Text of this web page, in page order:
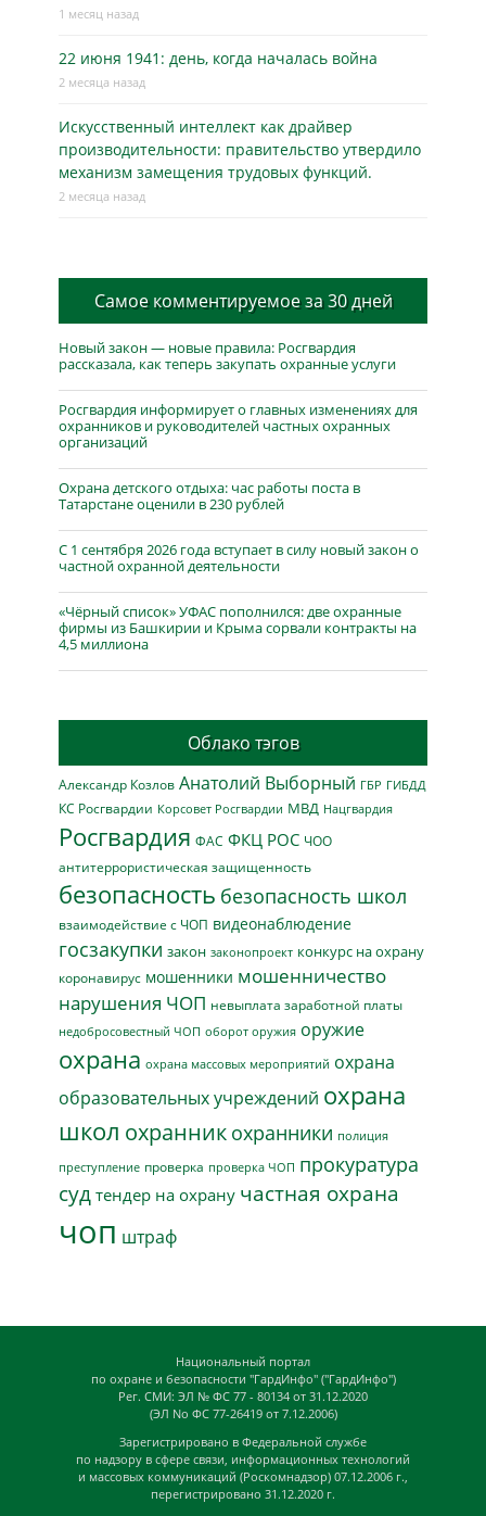
1 месяц назад
22 июня 1941: день, когда началась война
2 месяца назад
Искусственный интеллект как драйвер
производительности: правительство утвердило
механизм замещения трудовых функций.
2 месяца назад
Самое комментируемое за 30 дней
Новый закон — новые правила: Росгвардия
рассказала, как теперь закупать охранные услуги
Росгвардия информирует о главных изменениях для
охранников и руководителей частных охранных
организаций
Охрана детского отдыха: час работы поста в
Татарстане оценили в 230 рублей
С 1 сентября 2026 года вступает в силу новый закон о
частной охранной деятельности
«Чёрный список» УФАС пополнился: две охранные
фирмы из Башкирии и Крыма сорвали контракты на
4,5 миллиона
Облако тэгов
Александр Козлов Анатолий Выборный ГБР ГИБДД
КС Росгвардии Корсовет Росгвардии МВД Нацгвардия
Росгвардия ФАС ФКЦ РОС ЧОО
антитеррористическая защищенность
безопасность безопасность школ
взаимодействие с ЧОП видеонаблюдение
госзакупки закон законопроект конкурс на охрану
коронавирус мошенники мошенничество
нарушения ЧОП невыплата заработной платы
недобросовестный ЧОП оборот оружия оружие
охрана охрана массовых мероприятий охрана
образовательных учреждений охрана
школ охранник охранники полиция
преступление проверка проверка ЧОП прокуратура
суд тендер на охрану частная охрана
чоп штраф
Национальный портал
по охране и безопасности "ГардИнфо" ("ГардИнфо")
Рег. СМИ: ЭЛ № ФС 77 - 80134 от 31.12.2020
(ЭЛ No ФС 77-26419 от 7.12.2006)
Зарегистрировано в Федеральной службе
по надзору в сфере связи, информационных технологий
и массовых коммуникаций (Роскомнадзор) 07.12.2006 г.,
перегистрировано 31.12.2020 г.